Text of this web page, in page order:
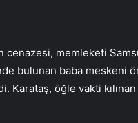
cenazesi, memleketi
bulunan baba meskeni
Karataş, öğle vakti kılınan